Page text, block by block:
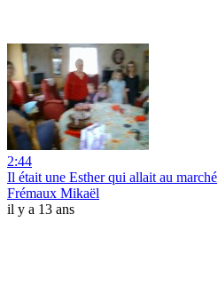
2:44
Il était une Esther qui allait au marché
Frémaux Mikaël
il y a 13 ans